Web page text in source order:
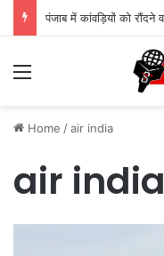
Menu
Home /air india
air india